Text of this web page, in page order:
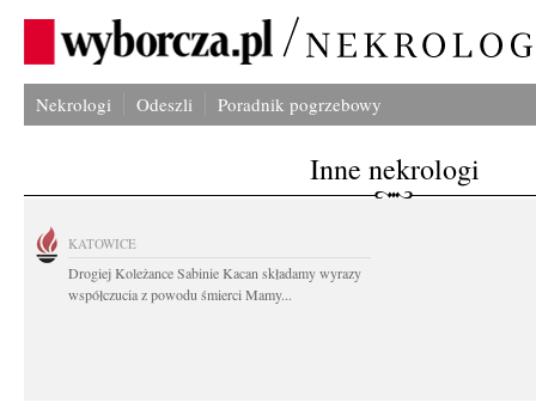
Nekrologi Odeszli Poradnik pogrzebowy
Inne nekrologi
KATOWICE
Drogiej Koleżance Sabinie Kacan składamy wyrazy
współczucia z powodu śmierci Mamy...